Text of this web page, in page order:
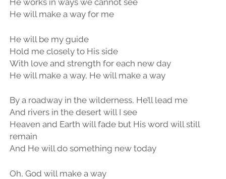
He works in ways we cannot see
He will make a way for me
He will be my guide
Hold me closely to His side
With love and strength for each new day
He will make a way, He will make a way
By a roadway in the wilderness, He’ll lead me
And rivers in the desert will I see
Heaven and Earth will fade but His word will still
remain
And He will do something new today
Oh, God will make a way